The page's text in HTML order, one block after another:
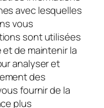
avec lesquelles
vous
sont utilisées
et de maintenir la
analyser et
des
fournir de la
plus